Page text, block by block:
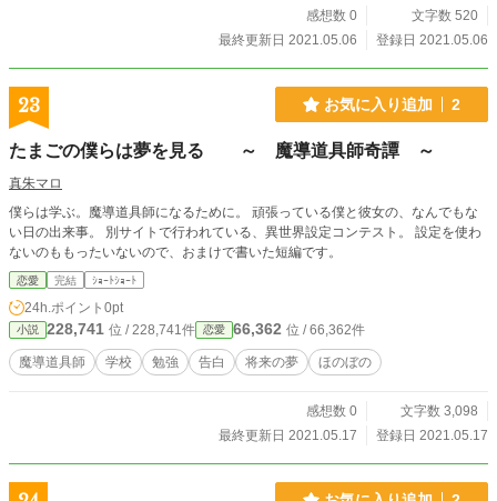
感想数 0
文字数 520
最終更新日 2021.05.06
登録日 2021.05.06
23 お気に入り追加 2
たまごの僕らは夢を見る ～ 魔導道具師奇譚 ～
真朱マロ
僕らは学ぶ。魔導道具師になるために。 頑張っている僕と彼女の、なんでもな
い日の出来事。 別サイトで行われている、異世界設定コンテスト。 設定を使わ
ないのももったいないので、おまけで書いた短編です。
恋愛 完結 ｼｮｰﾄｼｮｰﾄ
24h.ポイント 0pt
小説 228,741 位 / 228,741件 恋愛 66,362 位 / 66,362件
魔導道具師 学校 勉強 告白 将来の夢 ほのぼの
感想数 0
文字数 3,098
最終更新日 2021.05.17
登録日 2021.05.17